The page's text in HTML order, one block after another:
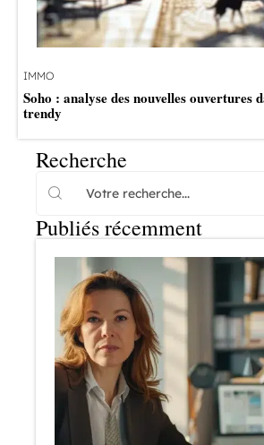
IMMO
Soho : analyse des nouvelles ouvertures
trendy
Recherche
Publiés récemment